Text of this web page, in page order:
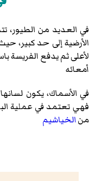
في العديد من الطيور،
الأرضية إلى حد كبير،
لأعلى ثم يدفع الفريسة
أمعائه
في الأسماك، يكون
فهي تعتمد في عملية
منالخياشيم